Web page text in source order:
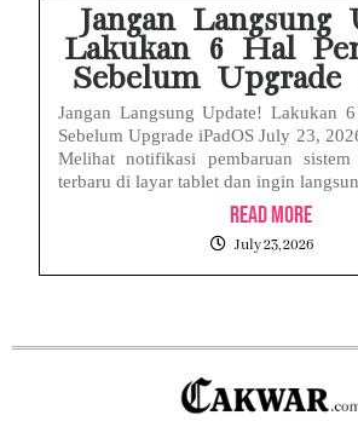
Jangan Langsung
Lakukan 6 Hal
Sebelum Upgrade
Jangan Langsung Update! Lakukan
Sebelum Upgrade iPadOS July 23,
Melihat notifikasi pembaruan sistem
terbaru di layar tablet dan ingin
Read More
July 23, 2026